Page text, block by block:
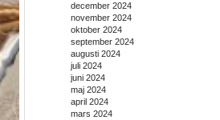
december 2024
november 2024
oktober 2024
september 2024
augusti 2024
juli 2024
juni 2024
maj 2024
april 2024
mars 2024